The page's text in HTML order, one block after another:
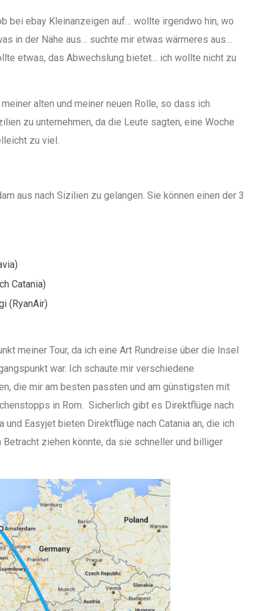
bei ebay Kleinanzeigen auf… wollte irgendwo hin, wo
in der Nähe aus… suchte mir etwas wärmeres aus…
etwas, das Abwechslung bietet… ich wollte nicht zu
alten und meiner neuen Rolle, so dass ich
zu unternehmen, da die Leute sagten, eine Woche
zu viel.
aus nach Sizilien zu gelangen. Sie können einen der 3
Catania)
(RyanAir)
meiner Tour, da ich eine Art Rundreise über die Insel
war. Ich schaute mir verschiedene
die mir am besten passten und am günstigsten mit
in Rom. Sicherlich gibt es Direktflüge nach
Easyjet bieten Direktflüge nach Catania an, die ich
ziehen könnte, da sie schneller und billiger